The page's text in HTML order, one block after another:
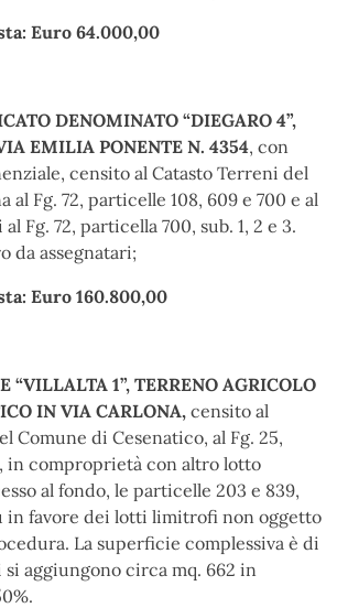
Euro 64.000,00
DENOMINATO “DIEGARO 4”,
EMILIA PONENTE N. 4354, con
censito al Catasto Terreni del
al Fg. 72, particelle 108, 609 e 700 e al
Fg. 72, particella 700, sub. 1, 2 e 3.
da assegnatari;
Euro 160.800,00
“VILLALTA 1”, TERRENO AGRICOLO
IN VIA CARLONA, censito al
Comune di Cesenatico, al Fg. 25,
in comproprietà con altro lotto
al fondo, le particelle 203 e 839,
in favore dei lotti limitrofi non oggetto
La superficie complessiva è di
si aggiungono circa mq. 662 in